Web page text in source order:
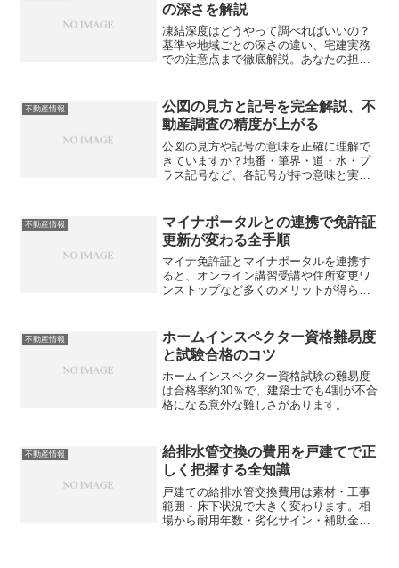
の深さを解説
凍結深度はどうやって調べればいいの？
基準や地域ごとの深さの違い、宅建実務
での注意点まで徹底解説。あなたの担当
不動産情報
公図の見方と記号を完全解説、不
動産調査の精度が上がる
公図の見方や記号の意味を正確に理解で
きていますか？地番・筆界・道・水・プ
ラス記号など、各記号が持つ意味と実務
あなたは本当に公図を読めていますか？
不動産情報
マイナポータルとの連携で免許証
更新が変わる全手順
マイナ免許証とマイナポータルを連携す
ると、オンライン講習受講や住所変更ワ
ンストップなど多くのメリットが得られ
不動産情報
ホームインスペクター資格難易度
と試験合格のコツ
ホームインスペクター資格試験の難易度
は合格率約30％で、建築士でも4割が不合
格になる意外な難しさがあります。
不動産情報
給排水管交換の費用を戸建てで正
しく把握する全知識
戸建ての給排水管交換費用は素材・工事
範囲・床下状況で大きく変わります。相
場から耐用年数・劣化サイン・補助金の